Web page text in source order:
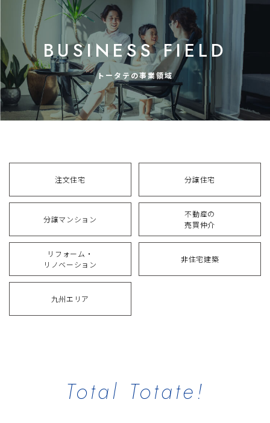
BUSINESS FIELD
トータテの事業領域
注文住宅 分譲住宅
分譲マンション
不動産の
売買仲介
リフォーム・
リノベーション
非住宅建築
九州エリア
Total Totate!